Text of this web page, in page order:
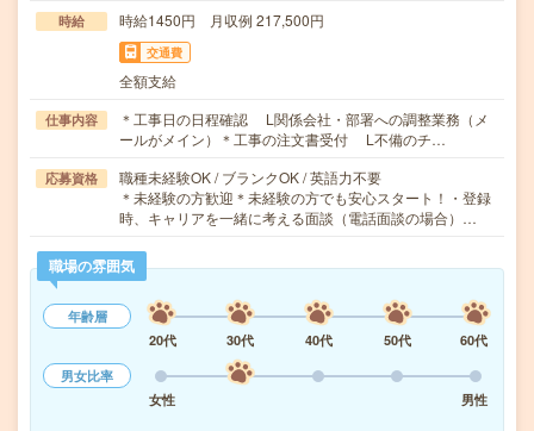
時給 時給1450円 月収例 217,500円
交通費
全額支給
仕事内容
＊工事日の日程確認 L関係会社・部署への調整業務（メ
ールがメイン）＊工事の注文書受付 L不備のチ…
応募資格
職種未経験OK / ブランクOK / 英語力不要
＊未経験の方歓迎＊未経験の方でも安心スタート！・登録
時、キャリアを一緒に考える面談（電話面談の場合）…
職場の雰囲気
年齢層
20代
30代 40代 50代
60代
男女比率
女性
男性